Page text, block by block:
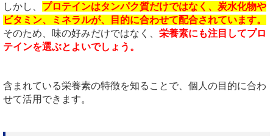
しかし、 プロテインはタンパク質だけではなく、炭水化物や
ビタミン、ミネラルが、目的に合わせて配合されています。
そのため、味の好みだけではなく、 栄養素にも注目してプロ
テインを選ぶとよいでしょう。
含まれている栄養素の特徴を知ることで、個人の目的に合わ
せて活用できます。